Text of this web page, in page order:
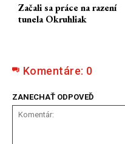
Začali sa práce na razení
tunela Okruhliak
Komentáre: 0
ZANECHAŤ ODPOVEĎ